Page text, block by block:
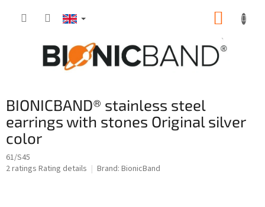
BIONICBAND® stainless steel
earrings with stones Original silver
color
61/S45
The
2 ratings Rating details Brand: BionicBand